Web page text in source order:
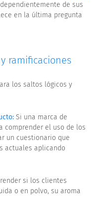
de sus
en la última pregunta
ramificaciones
los saltos lógicos y
Si una marca de
comprender el uso de los
un cuestionario que
actuales aplicando
si los clientes
o en polvo, su aroma